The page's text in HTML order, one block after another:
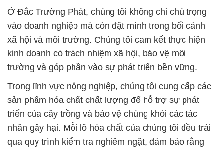
Ở Đắc Trường Phát, chúng tôi không chỉ chú trọng
vào doanh nghiệp mà còn đặt mình trong bối cảnh
xã hội và môi trường. Chúng tôi cam kết thực hiện
kinh doanh có trách nhiệm xã hội, bảo vệ môi
trường và góp phần vào sự phát triển bền vững.
Trong lĩnh vực nông nghiệp, chúng tôi cung cấp các
sản phẩm hóa chất chất lượng để hỗ trợ sự phát
triển của cây trồng và bảo vệ chúng khỏi các tác
nhân gây hại. Mỗi lô hóa chất của chúng tôi đều trải
qua quy trình kiểm tra nghiêm ngặt, đảm bảo rằng